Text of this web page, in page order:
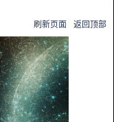
刷新页面 返回顶部